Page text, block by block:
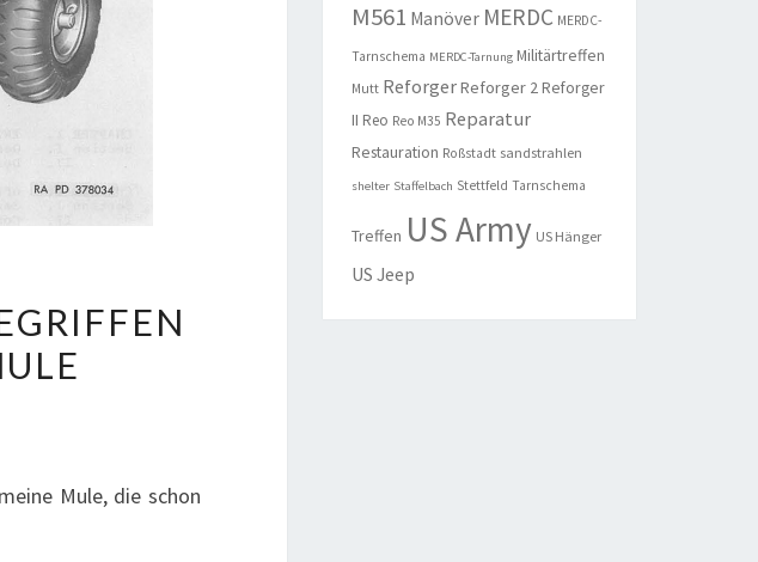
Mule, die schon
M561 Manöver MERDC MERDC-
Tarnschema MERDC-Tarnung Militärtreffen
Mutt ReforgerReforger 2Reforger
II Reo Reo M35 Reparatur
Restauration Roßstadt sandstrahlen
shelter Staffelbach Stettfeld Tarnschema
Treffen US Army US Hänger
US Jeep